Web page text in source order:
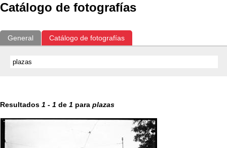
Catálogo de fotografías
General Catálogo de fotografías
Resultados 1 - 1 de 1 para plazas